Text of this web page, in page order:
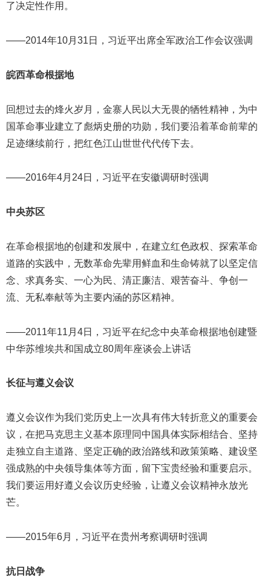
了决定性作用。
——2014年10月31日，习近平出席全军政治工作会议强调
皖西革命根据地
回想过去的烽火岁月，金寨人民以大无畏的牺牲精神，为中
国革命事业建立了彪炳史册的功勋，我们要沿着革命前辈的
足迹继续前行，把红色江山世世代代传下去。
——2016年4月24日，习近平在安徽调研时强调
中央苏区
在革命根据地的创建和发展中，在建立红色政权、探索革命
道路的实践中，无数革命先辈用鲜血和生命铸就了以坚定信
念、求真务实、一心为民、清正廉洁、艰苦奋斗、争创一
流、无私奉献等为主要内涵的苏区精神。
——2011年11月4日，习近平在纪念中央革命根据地创建暨
中华苏维埃共和国成立80周年座谈会上讲话
长征与遵义会议
遵义会议作为我们党历史上一次具有伟大转折意义的重要会
议，在把马克思主义基本原理同中国具体实际相结合、坚持
走独立自主道路、坚定正确的政治路线和政策策略、建设坚
强成熟的中央领导集体等方面，留下宝贵经验和重要启示。
我们要运用好遵义会议历史经验，让遵义会议精神永放光
芒。
——2015年6月，习近平在贵州考察调研时强调
抗日战争